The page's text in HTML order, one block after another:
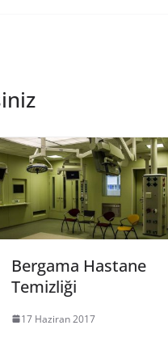
Bergama Hastane
Temizliği
17 Haziran 2017